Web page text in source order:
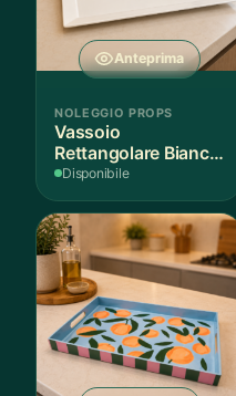
Anteprima
NOLEGGIO PROPS
Vassoio
Rettangolare Bianco
per Scenografie
Disponibile